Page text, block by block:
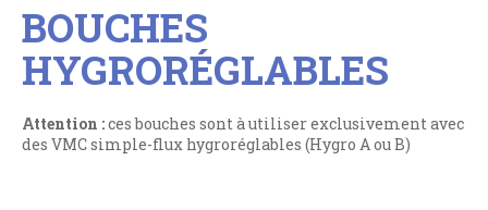
BOUCHES
HYGRORÉGLABLES
Attention :ces bouches sont à utiliser exclusivement avec
des VMC simple-flux hygroréglables (Hygro A ou B)